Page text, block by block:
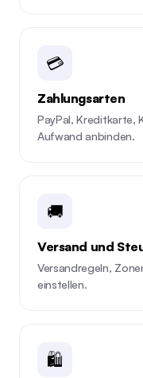
💳
Zahlungsarten
PayPal, Kreditkarte,
Aufwand anbinden.
🚚
Versand und
Versandregeln,
einstellen.
🛍️